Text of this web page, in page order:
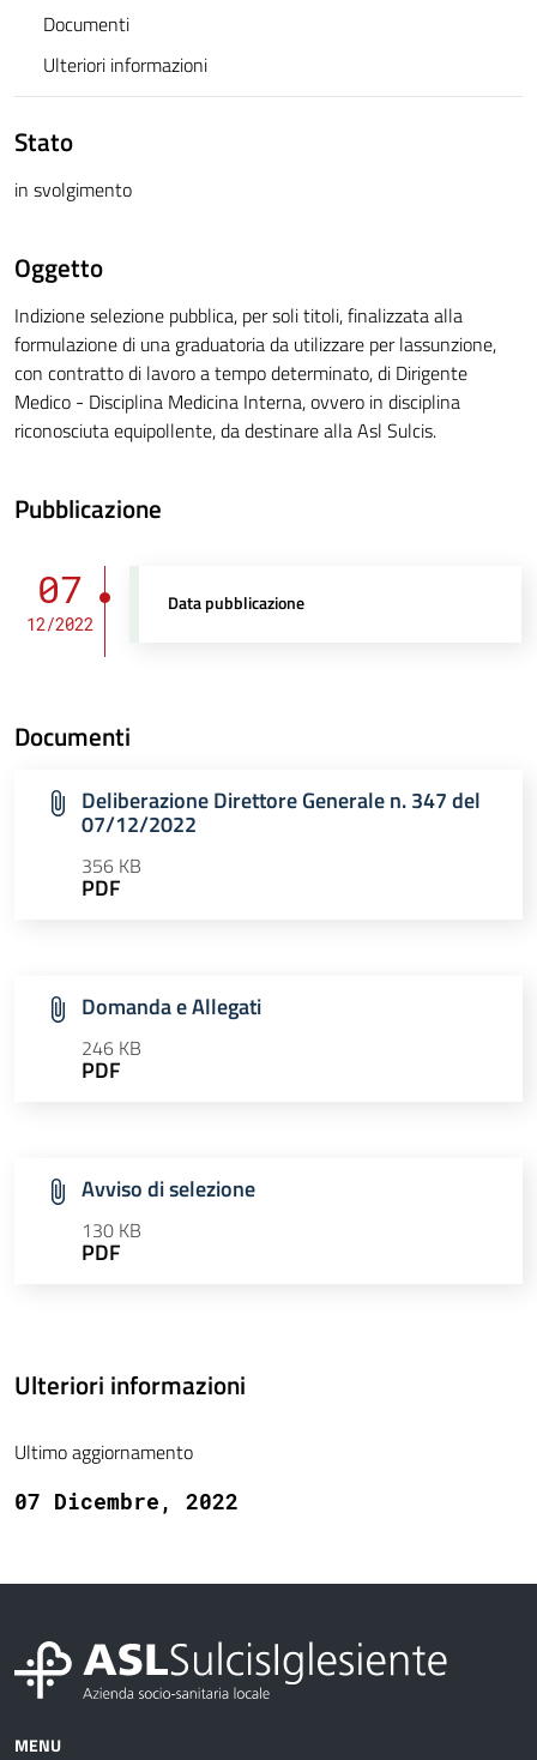
Documenti
Ulteriori informazioni
Stato
in svolgimento
Oggetto
Indizione selezione pubblica, per soli titoli, finalizzata alla
formulazione di una graduatoria da utilizzare per lassunzione,
con contratto di lavoro a tempo determinato, di Dirigente
Medico - Disciplina Medicina Interna, ovvero in disciplina
riconosciuta equipollente, da destinare alla Asl Sulcis.
Pubblicazione
07
12/2022
Data pubblicazione
Documenti
Deliberazione Direttore Generale n. 347 del
07/12/2022
356 KB
PDF
Domanda e Allegati
246 KB
PDF
Avviso di selezione
130 KB
PDF
Ulteriori informazioni
Ultimo aggiornamento
07 Dicembre, 2022
MENU